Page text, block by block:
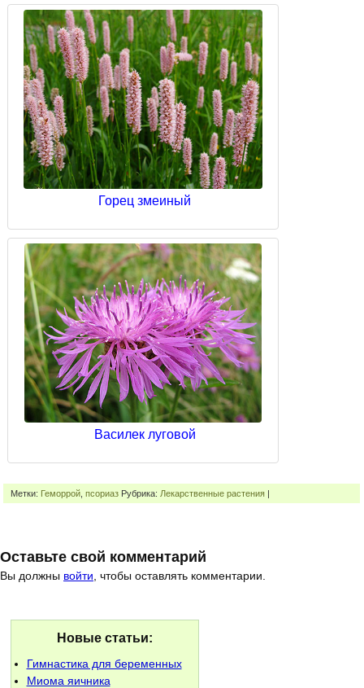
Горец змеиный
Василек луговой
Метки: Геморрой псориаз Рубрика: Лекарственные растения |
Оставьте свой комментарий
Вы должны войти , чтобы оставлять комментарии.
Новые статьи:
Гимнастика для беременных
Миома яичника